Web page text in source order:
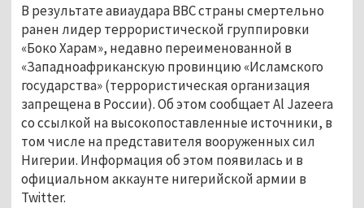
В результате авиаудара ВВС страны смертельно
ранен лидер террористической группировки
«Боко Харам», недавно переименованной в
«Западноафриканскую провинцию «Исламского
государства» (террористическая организация
запрещена в России). Об этом сообщает Al Jazeera
со ссылкой на высокопоставленные источники, в
том числе на представителя вооруженных сил
Нигерии. Информация об этом появилась и в
официальном аккаунте нигерийской армии в
Twitter.